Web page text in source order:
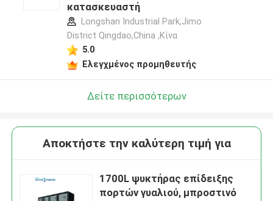
κατασκευαστή
Longshan Industrial Park,Jimo
District Qingdao,China ,Κίνα
5.0
Ελεγχμένος προμηθευτής
Δείτε περισσότερων
Αποκτήστε την καλύτερη τιμή για
1700L ψυκτήρας επίδειξης
πορτών γυαλιού, μπροστινό